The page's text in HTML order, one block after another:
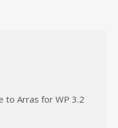
to Arras for WP 3.2